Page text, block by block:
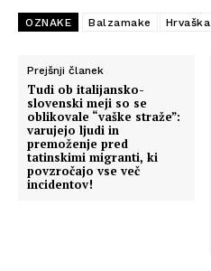
OZNAKE Balzamake Hrvaška
Prejšnji članek
Tudi ob italijansko-
slovenski meji so se
oblikovale “vaške straže”:
varujejo ljudi in
premoženje pred
tatinskimi migranti, ki
povzročajo vse več
incidentov!